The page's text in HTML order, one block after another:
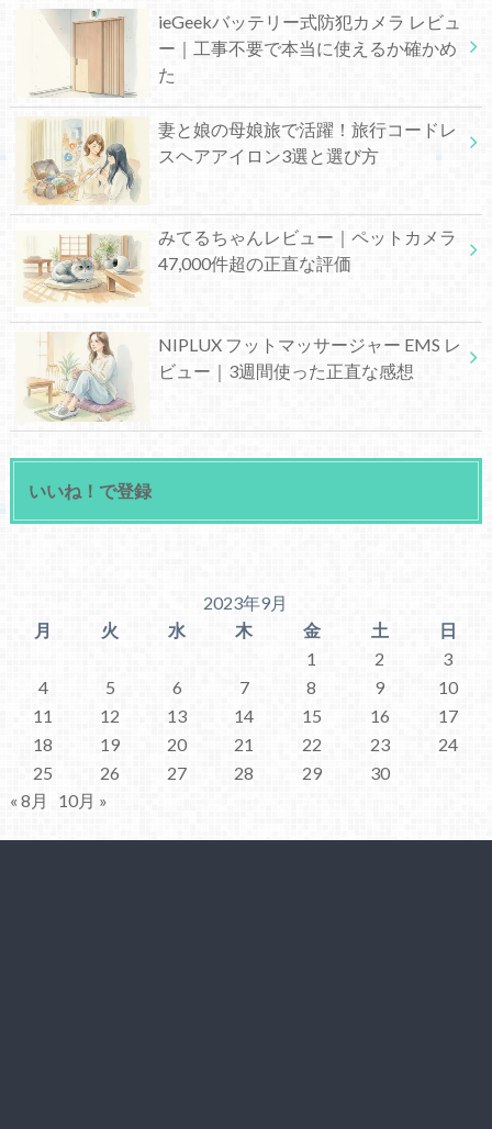
ieGeekバッテリー式防犯カメラ レビュ
ー｜工事不要で本当に使えるか確かめ
た
妻と娘の母娘旅で活躍！旅行コードレ
スヘアアイロン3選と選び方
みてるちゃんレビュー｜ペットカメラ
47,000件超の正直な評価
NIPLUX フットマッサージャー EMS レ
ビュー｜3週間使った正直な感想
いいね！で登録
2023年9月
月
火 水 木 金 土
日
1
2
3
4
5 6 7 8 9
10
11
12 13 14 15 16
17
18
19 20 21 22 23
24
25
26 27 28 29
30
« 8月
10月 »